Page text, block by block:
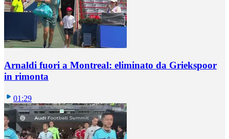
Arnaldi fuori a Montreal: eliminato da Griekspoor
in rimonta
01:29